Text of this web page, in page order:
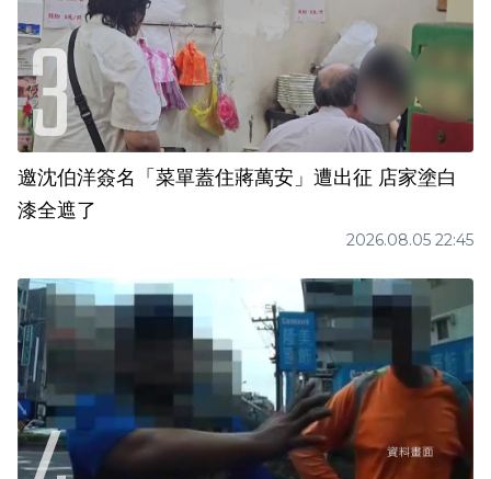
邀沈伯洋簽名「菜單蓋住蔣萬安」遭出征 店家塗白
漆全遮了
2026.08.05 22:45